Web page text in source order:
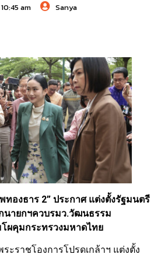
10:45 am Sanya
ทองธาร 2” ประกาศ แต่งตั้งรัฐมนตรี
นายกฯควบรมว.วัฒนธรรม
ผคุมกระทรวงมหาดไทย
ะราชโองการโปรดเกล้าฯ แต่งตั้ง